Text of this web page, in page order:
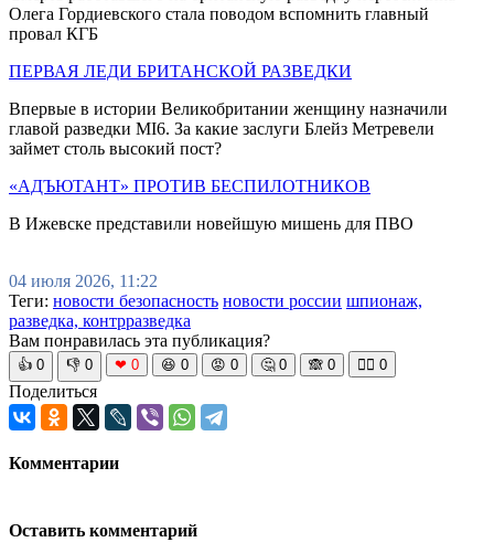
Олега Гордиевского стала поводом вспомнить главный
провал КГБ
ПЕРВАЯ ЛЕДИ БРИТАНСКОЙ РАЗВЕДКИ
Впервые в истории Великобритании женщину назначили
главой разведки MI6. За какие заслуги Блейз Метревели
займет столь высокий пост?
«АДЪЮТАНТ» ПРОТИВ БЕСПИЛОТНИКОВ
В Ижевске представили новейшую мишень для ПВО
04 июля 2026, 11:22
Теги: новости безопасность новости россии шпионаж,
разведка, контрразведка
Вам понравилась эта публикация?
👍 0 👎 0 ❤ 0 😆 0 😡 0 🤔 0 🙈 0 🧘‍♀️ 0
Поделиться
Комментарии
Оставить комментарий